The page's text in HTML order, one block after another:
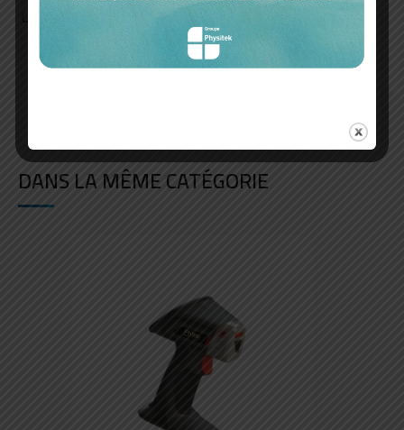
SEFRAM 66 – DDT VAT
DANS LA MÊME CATÉGORIE